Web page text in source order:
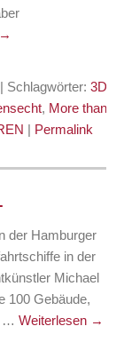
→
| Schlagwörter:3D
, More than
| Permalink
der Hamburger
in der
Michael
100 Gebäude,
…Weiterlesen →